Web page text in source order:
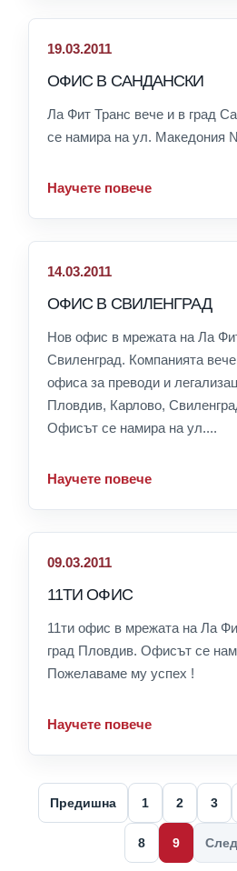
19.03.2011
ОФИС В САНДАНСКИ
Ла Фит Транс вече и в град
се намира на ул. Македония
Научете повече
14.03.2011
ОФИС В СВИЛЕНГРАД
Нов офис в мрежата на Ла
Свиленград. Компанията
офиса за преводи и
Пловдив, Карлово,
Офисът се намира на ул....
Научете повече
09.03.2011
11ТИ ОФИС
11ти офис в мрежата на Ла
град Пловдив. Офисът се
Пожелаваме му успех !
Научете повече
Предишна 1 2 3
8 9